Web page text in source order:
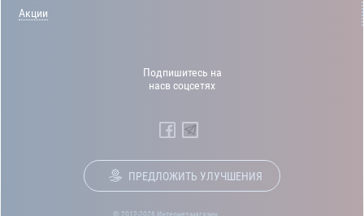
Акции
Подпишитесь на
насв соцсетях
ПРЕДЛОЖИТЬ УЛУЧШЕНИЯ
© 2012-2026 Интернет-магазин